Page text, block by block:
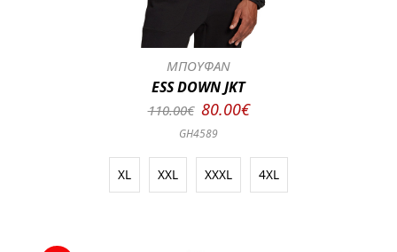
ΜΠΟΥΦΑΝ
ESS DOWN JKT
110.00€ 80.00€
GH4589
XL XXL XXXL 4XL